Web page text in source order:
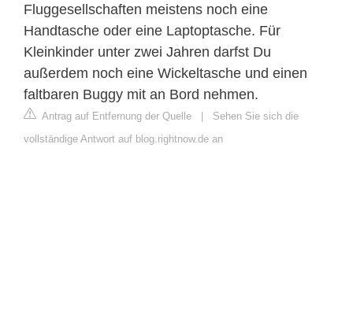
Fluggesellschaften meistens noch eine
Handtasche oder eine Laptoptasche. Für
Kleinkinder unter zwei Jahren darfst Du
außerdem noch eine Wickeltasche und einen
faltbaren Buggy mit an Bord nehmen.
Antrag auf Entfernung der Quelle | Sehen Sie sich die
vollständige Antwort auf blog.rightnow.de an